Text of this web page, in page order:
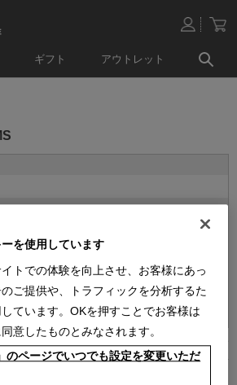
ギフト アウトレット
4件あります
を使用しています
トでの体験を向上させ、お客様にあっ
ご提供や、トラフィックを分析するた
ています。OKを押すことでお客様は
意したものとみなされます。
のページでいつでも設定を変更いただ